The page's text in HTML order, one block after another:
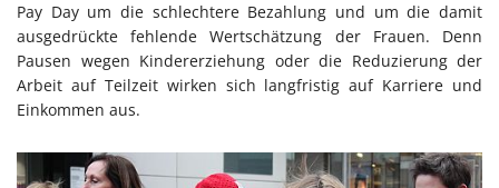
Pay Day um die schlechtere Bezahlung und um die damit
ausgedrückte fehlende Wertschätzung der Frauen. Denn
Pausen wegen Kindererziehung oder die Reduzierung der
Arbeit auf Teilzeit wirken sich langfristig auf Karriere und
Einkommen aus.